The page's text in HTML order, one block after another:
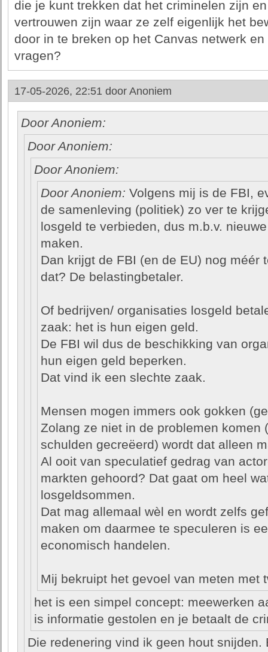
die je kunt trekken dat het criminelen zijn
vertrouwen zijn waar ze zelf eigenlijk het
door in te breken op het Canvas netwerk
vragen?
17-05-2026, 22:51 door Anoniem
Door Anoniem:
Door Anoniem:
Door Anoniem:
Door Anoniem: Volgens mij is de FBI,
de samenleving (politiek) zo ver te
losgeld te verbieden, dus m.b.v.
maken.
Dan krijgt de FBI (en de EU) nog méér
dat? De belastingbetaler.
Of bedrijven/ organisaties losgeld
zaak: het is hun eigen geld.
De FBI wil dus de beschikking van
hun eigen geld beperken.
Dat vind ik een slechte zaak.
Mensen mogen immers ook gokken
Zolang ze niet in de problemen komen
schulden gecreëerd) wordt dat alleen
Al ooit van speculatief gedrag van
markten gehoord? Dat gaat om heel
losgeldsommen.
Dat mag allemaal wèl en wordt zelfs
maken om daarmee te speculeren is
economisch handelen.
Mij bekruipt het gevoel van meten met
het is een simpel concept: meewerken
is informatie gestolen en je betaalt de
Die redenering vind ik geen hout snijden.